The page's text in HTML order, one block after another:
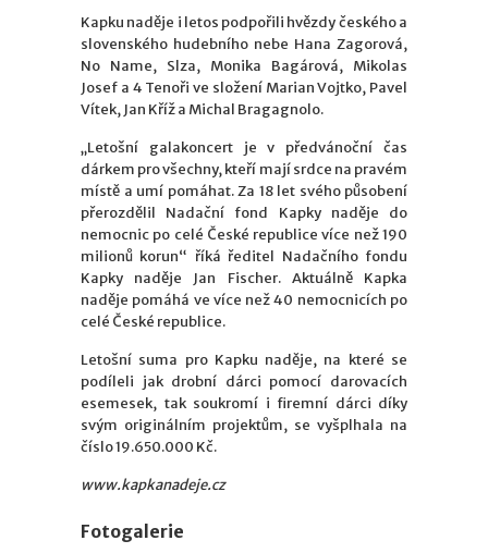
Kapku naděje i letos podpořili hvězdy českého a
slovenského hudebního nebe Hana Zagorová,
No Name, Slza, Monika Bagárová, Mikolas
Josef a 4 Tenoři ve složení Marian Vojtko, Pavel
Vítek, Jan Kříž a Michal Bragagnolo.
„Letošní galakoncert je v předvánoční čas
dárkem pro všechny, kteří mají srdce na pravém
místě a umí pomáhat. Za 18 let svého působení
přerozdělil Nadační fond Kapky naděje do
nemocnic po celé České republice více než 190
milionů korun“ říká ředitel Nadačního fondu
Kapky naděje Jan Fischer. Aktuálně Kapka
naděje pomáhá ve více než 40 nemocnicích po
celé České republice.
Letošní suma pro Kapku naděje, na které se
podíleli jak drobní dárci pomocí darovacích
esemesek, tak soukromí i firemní dárci díky
svým originálním projektům, se vyšplhala na
číslo 19.650.000 Kč.
www.kapkanadeje.cz
Fotogalerie